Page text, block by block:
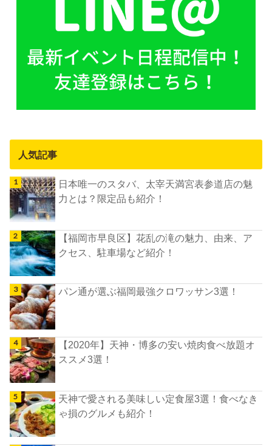
人気記事
日本唯一のスタバ、太宰天満宮表参道店の魅
力とは？限定品も紹介！
【福岡市早良区】花乱の滝の魅力、由来、ア
クセス、駐車場など紹介！
パン通が選ぶ福岡最強クロワッサン3選！
【2020年】天神・博多の安い焼肉食べ放題オ
ススメ3選！
天神で愛される美味しい定食屋3選！食べなき
ゃ損のグルメも紹介！